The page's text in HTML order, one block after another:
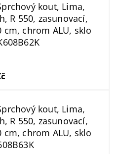
kout, Lima,
R 550, zasunovací,
cm, chrom ALU, sklo
kout, Lima,
R 550, zasunovací,
cm, chrom ALU, sklo